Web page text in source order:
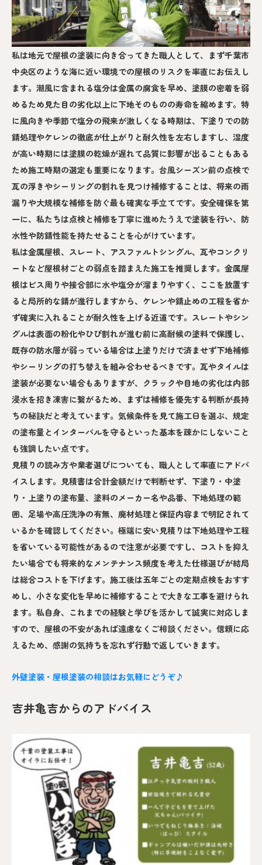
私は地元で屋根の塗装に向き合ってきた職人として、まず千葉市
中央区のような海に近い環境での屋根のリスクを率直にお伝えし
ます。潮風に含まれる塩分は金属の腐食を早め、塗膜の密着を弱
めるため見た目の劣化以上に下地そのものの寿命を縮めます。特
に風向きや季節で塩分の飛来が激しくなる時期は、下塗りでの防
錆処理やケレンの徹底が仕上がりと耐久性を左右しますし、湿度
が高い時期には塗膜の乾燥が遅れて品質に影響が出ることもある
ため施工時期の選定も重要になります。台風シーズン前の点検で
瓦の浮きやシーリングの割れを見つけ補修することは、将来の雨
漏りや大規模な補修を防ぐ最も確実な手立てです。安全確保を第
一に、私たちは点検と補修を丁寧に進めたうえで塗装を行い、防
水性や防錆性能を持たせることを心がけています。
私は金属屋根、スレート、アスファルトシングル、瓦やコンクリ
ートなど屋根材ごとの弱点を踏まえた施工を推奨します。金属屋
根はビス周りや接合部に水や塩分が溜まりやすく、ここを放置す
ると局所的な錆が進行しますから、ケレンや錆止めの工程を省か
ず確実に入れることが耐久性を上げる近道です。スレートやシン
グルは表面の粉化やひび割れが進む前に高耐候の塗料で保護し、
既存の防水層が弱っている場合は上塗りだけで済ませず下地補修
やシーリングの打ち替えを組み合わせるべきです。瓦やタイルは
塗装が必要ない場合もありますが、クラックや目地の劣化は内部
浸水を招き凍害に繋がるため、まずは補修を優先する判断が長持
ちの秘訣だと考えています。気候条件を見て施工日を選ぶ、規定
の塗布量とインターバルを守るといった基本を疎かにしないこと
も強調したい点です。
見積りの読み方や業者選びについても、職人として率直にアドバ
イスします。見積書は合計金額だけで判断せず、下塗り・中塗
り・上塗りの塗布量、塗料のメーカー名や品番、下地処理の範
囲、足場や高圧洗浄の有無、廃材処理と保証内容まで明記されて
いるかを確認してください。極端に安い見積りは下地処理や工程
を省いている可能性があるので注意が必要ですし、コストを抑え
たい場合でも将来的なメンテナンス頻度を考えた仕様選びが結局
は総合コストを下げます。施工後は五年ごとの定期点検をおすす
めし、小さな変化を早めに補修することで大きな工事を避けられ
ます。私自身、これまでの経験と学びを活かして誠実に対応しま
すので、屋根の不安があれば遠慮なくご相談ください。信頼に応
えるため、感謝の気持ちを忘れず行動で返していきます。
外壁塗装・屋根塗装の相談はお気軽にどうぞ♪
吉井亀吉からのアドバイス